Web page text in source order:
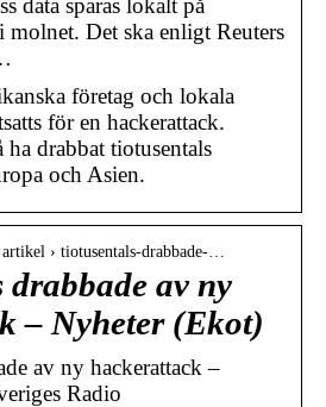
data sparas lokalt på
molnet. Det ska enligt Reuters
företag och lokala
för en hackerattack.
ha drabbat tiotusentals
och Asien.
› tiotusentals-drabbade-…
drabbade av ny
– Nyheter (Ekot)
av ny hackerattack –
Radio